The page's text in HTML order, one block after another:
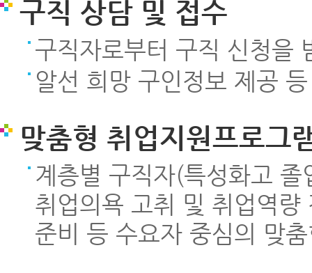
구직 상담 및 접수
구직자로부터 구직 신청을
알선 희망 구인정보 제공
맞춤형 취업지원프로그
계층별 구직자(특성화고
취업의욕 고취 및 취업역
준비 등 수요자 중심의 맞